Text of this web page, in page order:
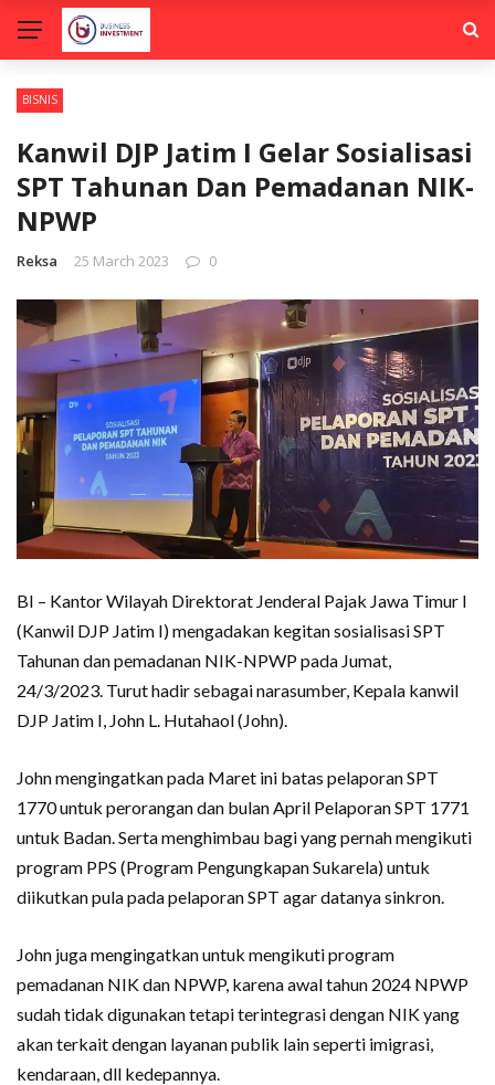
BISNIS
Kanwil DJP Jatim I Gelar Sosialisasi
SPT Tahunan Dan Pemadanan NIK-
NPWP
Reksa 25 March 2023 0
BI – Kantor Wilayah Direktorat Jenderal Pajak Jawa Timur I
(Kanwil DJP Jatim I) mengadakan kegitan sosialisasi SPT
Tahunan dan pemadanan NIK-NPWP pada Jumat,
24/3/2023. Turut hadir sebagai narasumber, Kepala kanwil
DJP Jatim I, John L. Hutahaol (John).
John mengingatkan pada Maret ini batas pelaporan SPT
1770 untuk perorangan dan bulan April Pelaporan SPT 1771
untuk Badan. Serta menghimbau bagi yang pernah mengikuti
program PPS (Program Pengungkapan Sukarela) untuk
diikutkan pula pada pelaporan SPT agar datanya sinkron.
John juga mengingatkan untuk mengikuti program
pemadanan NIK dan NPWP, karena awal tahun 2024 NPWP
sudah tidak digunakan tetapi terintegrasi dengan NIK yang
akan terkait dengan layanan publik lain seperti imigrasi,
kendaraan, dll kedepannya.